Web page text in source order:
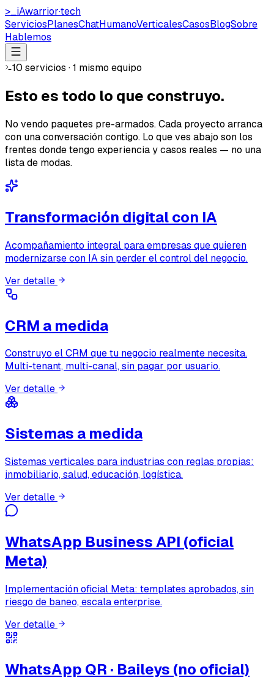
>_ iAwarrior·tech
ServiciosPlanesChatHumanoVerticalesCasosBlogSobre
Hablemos
10 servicios · 1 mismo equipo
Esto es todo lo que construyo.
No vendo paquetes pre-armados. Cada proyecto arranca
con una conversación contigo. Lo que ves abajo son los
frentes donde tengo experiencia y casos reales — no una
lista de modas.
Transformación digital con IA
Acompañamiento integral para empresas que quieren
modernizarse con IA sin perder el control del negocio.
Ver detalle
CRM a medida
Construyo el CRM que tu negocio realmente necesita.
Multi-tenant, multi-canal, sin pagar por usuario.
Ver detalle
Sistemas a medida
Sistemas verticales para industrias con reglas propias:
inmobiliario, salud, educación, logística.
Ver detalle
WhatsApp Business API (oficial
Meta)
Implementación oficial Meta: templates aprobados, sin
riesgo de baneo, escala enterprise.
Ver detalle
WhatsApp QR · Baileys (no oficial)